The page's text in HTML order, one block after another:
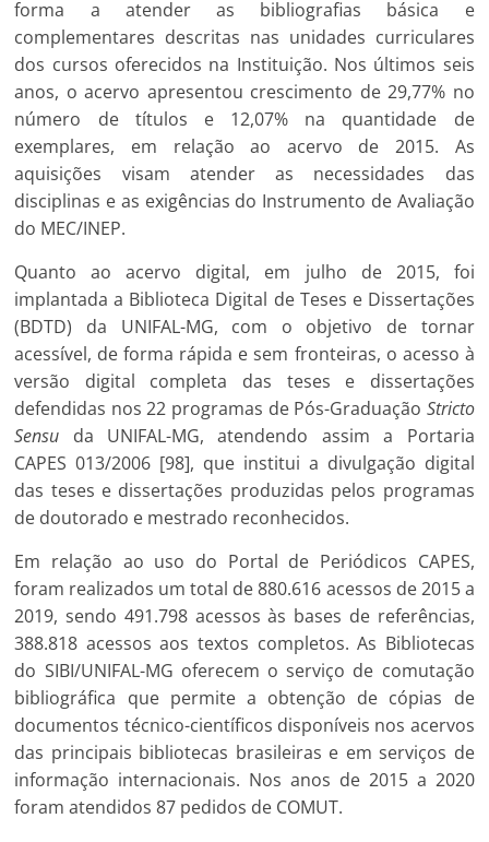
forma a atender as bibliografias básica e
complementares descritas nas unidades curriculares
dos cursos oferecidos na Instituição. Nos últimos seis
anos, o acervo apresentou crescimento de 29,77% no
número de títulos e 12,07% na quantidade de
exemplares, em relação ao acervo de 2015. As
aquisições visam atender as necessidades das
disciplinas e as exigências do Instrumento de Avaliação
do MEC/INEP.
Quanto ao acervo digital, em julho de 2015, foi
implantada a Biblioteca Digital de Teses e Dissertações
(BDTD) da UNIFAL-MG, com o objetivo de tornar
acessível, de forma rápida e sem fronteiras, o acesso à
versão digital completa das teses e dissertações
defendidas nos 22 programas de Pós-Graduação Stricto
Sensu da UNIFAL-MG, atendendo assim a Portaria
CAPES 013/2006 [98], que institui a divulgação digital
das teses e dissertações produzidas pelos programas
de doutorado e mestrado reconhecidos.
Em relação ao uso do Portal de Periódicos CAPES,
foram realizados um total de 880.616 acessos de 2015 a
2019, sendo 491.798 acessos às bases de referências,
388.818 acessos aos textos completos. As Bibliotecas
do SIBI/UNIFAL-MG oferecem o serviço de comutação
bibliográfica que permite a obtenção de cópias de
documentos técnico-científicos disponíveis nos acervos
das principais bibliotecas brasileiras e em serviços de
informação internacionais. Nos anos de 2015 a 2020
foram atendidos 87 pedidos de COMUT.